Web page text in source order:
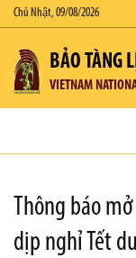
Chủ Nhật, 09/08/2026
BẢO TÀNG
VIETNAM
Thông báo
dịp nghỉ Tết